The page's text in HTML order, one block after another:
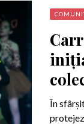
În